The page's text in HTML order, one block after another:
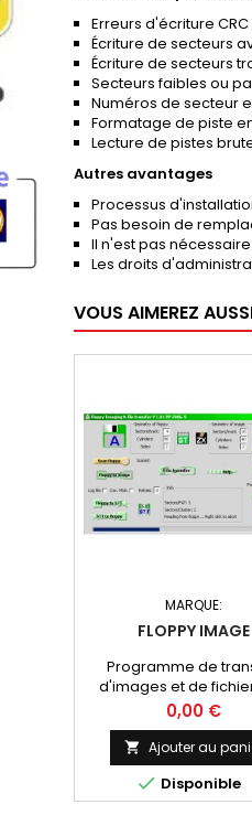
Erreurs d'écriture
Écriture de secteurs
Écriture de secteurs
Secteurs faibles ou
Numéros de secteur
Formatage de piste
Lecture de pistes
Autres avantages
Processus
Pas besoin de
Il n'est pas
Les droits
VOUS AIMEREZ
MARQUE:
FLOPPY IMAGE
Programme de
d'images et de
disquette
Prix
0,00 €
 Ajouter au
 Disponible